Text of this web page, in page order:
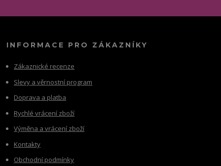
INFORMACE PRO ZÁKAZNÍKY
Zákaznické recenze
Slevy a věrnostní program
Doprava a platba
Rychlé vrácení zboží
Výměna a vrácení zboží
Kontakty
Obchodní podmínky